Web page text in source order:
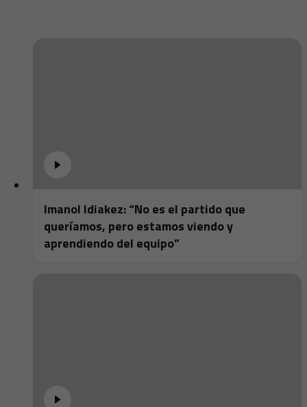
Imanol Idiakez: “No es el partido que
queríamos, pero estamos viendo y
aprendiendo del equipo”